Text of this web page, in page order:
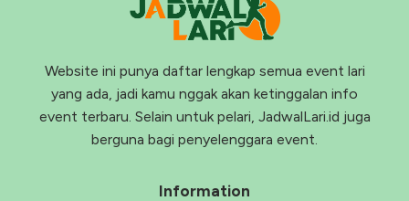
Website ini punya daftar lengkap semua event lari
yang ada, jadi kamu nggak akan ketinggalan info
event terbaru. Selain untuk pelari, JadwalLari.id juga
berguna bagi penyelenggara event.
Information